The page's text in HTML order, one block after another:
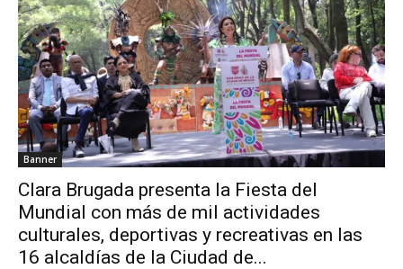
Banner
Clara Brugada presenta la Fiesta del
Mundial con más de mil actividades
culturales, deportivas y recreativas en las
16 alcaldías de la Ciudad de...